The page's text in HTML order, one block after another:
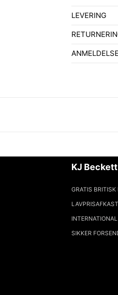
LEVERING
KJ
GRATIS BRITISK
LAVPRISAFKAST
SIKKER